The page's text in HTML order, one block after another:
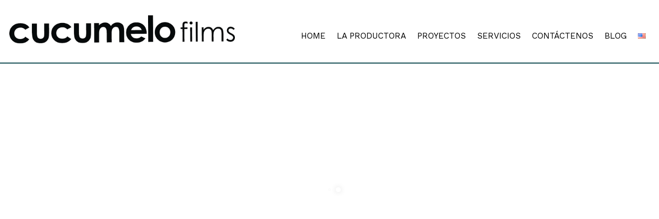
HOME LA PRODUCTORA PROYECTOS SERVICIOS CONTÁCTENOS BLOG